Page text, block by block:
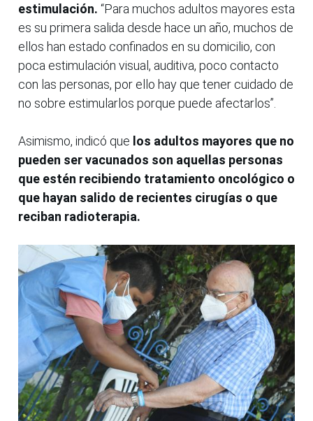
estimulación. “Para muchos adultos mayores esta
es su primera salida desde hace un año, muchos de
ellos han estado confinados en su domicilio, con
poca estimulación visual, auditiva, poco contacto
con las personas, por ello hay que tener cuidado de
no sobre estimularlos porque puede afectarlos”.
Asimismo, indicó que los adultos mayores que no
pueden ser vacunados son aquellas personas
que estén recibiendo tratamiento oncológico o
que hayan salido de recientes cirugías o que
reciban radioterapia.